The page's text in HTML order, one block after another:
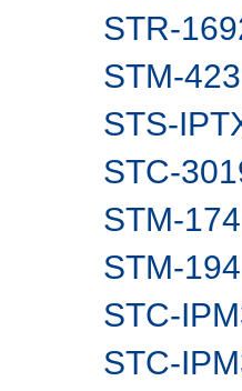
STR-
STM-423
STS-
STC-
STM-174
STM-194
STC-
STC-